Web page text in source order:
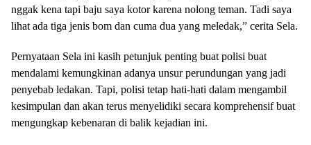
nggak kena tapi baju saya kotor karena nolong teman. Tadi saya
lihat ada tiga jenis bom dan cuma dua yang meledak,” cerita Sela.
Pernyataan Sela ini kasih petunjuk penting buat polisi buat
mendalami kemungkinan adanya unsur perundungan yang jadi
penyebab ledakan. Tapi, polisi tetap hati-hati dalam mengambil
kesimpulan dan akan terus menyelidiki secara komprehensif buat
mengungkap kebenaran di balik kejadian ini.